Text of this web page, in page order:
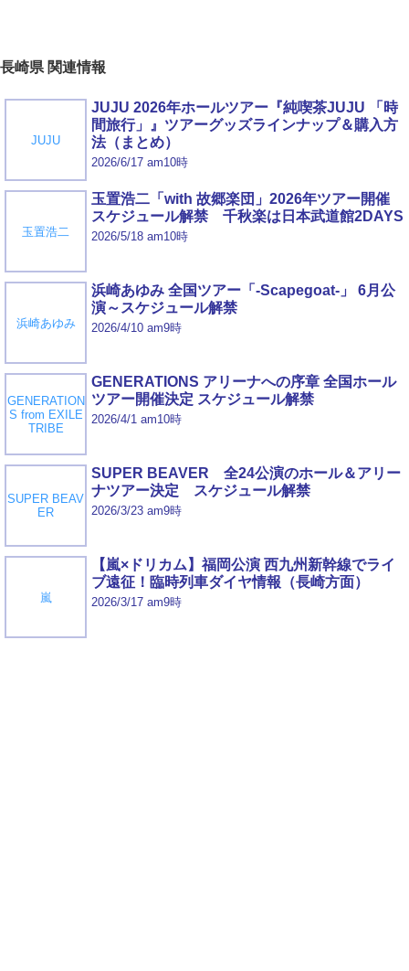
長崎県 関連情報
JUJU
JUJU 2026年ホールツアー『純喫茶JUJU 「時
間旅行」』ツアーグッズラインナップ＆購入方
法（まとめ）
2026/6/17 am10時
玉置浩二
玉置浩二「with 故郷楽団」2026年ツアー開催
スケジュール解禁 千秋楽は日本武道館2DAYS
2026/5/18 am10時
浜崎あゆみ
浜崎あゆみ 全国ツアー「-Scapegoat-」 6月公
演～スケジュール解禁
2026/4/10 am9時
GENERATION
S from EXILE
TRIBE
GENERATIONS アリーナへの序章 全国ホール
ツアー開催決定 スケジュール解禁
2026/4/1 am10時
SUPER BEAV
ER
SUPER BEAVER 全24公演のホール＆アリー
ナツアー決定 スケジュール解禁
2026/3/23 am9時
嵐
【嵐×ドリカム】福岡公演 西九州新幹線でライ
ブ遠征！臨時列車ダイヤ情報（長崎方面）
2026/3/17 am9時